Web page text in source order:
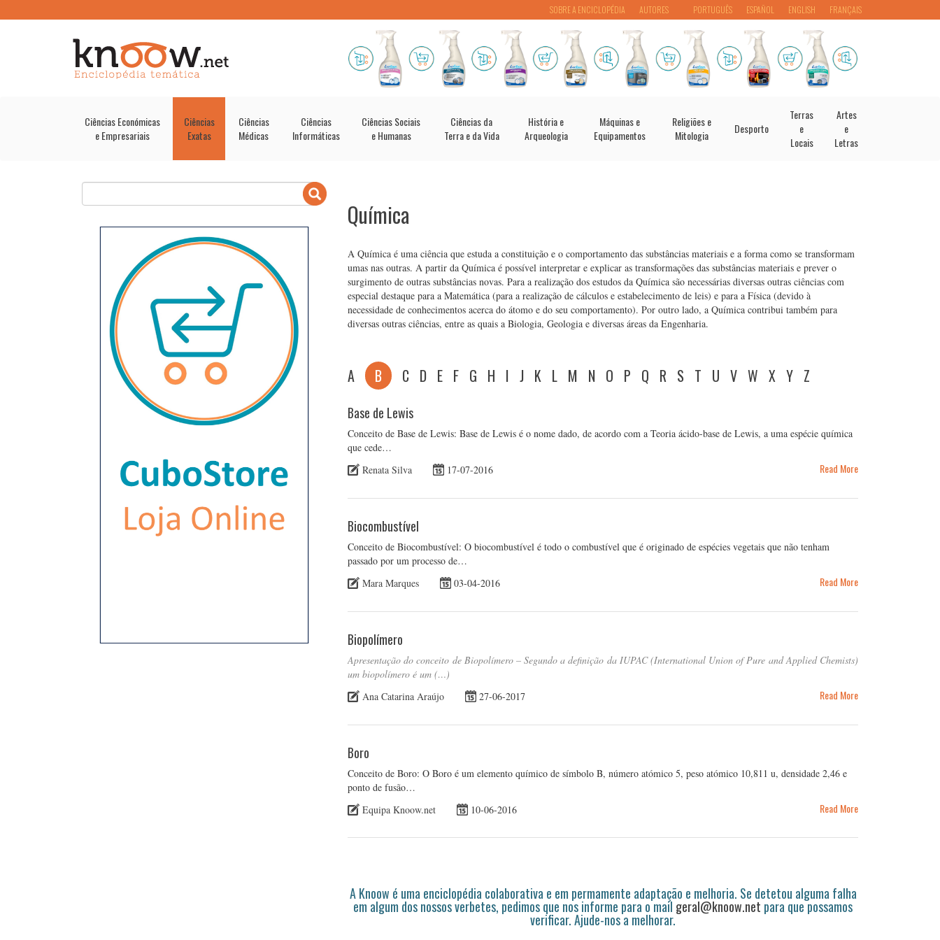
PORTUGUÊS ESPAÑOL ENGLISH FRANÇAIS
SOBRE A ENCICLOPÉDIA AUTORES
Ciências Económicas
e Empresariais
Ciências
Exatas
Ciências
Médicas
Ciências
Informáticas
Ciências Sociais
e Humanas
Ciências da
Terra e da Vida
História e
Arqueologia
Máquinas e
Equipamentos
Religiões e
Mitologia
Desporto
Terras
e
Locais
Artes
e
Letras
Química
A Química é uma ciência que estuda a constituição e o comportamento das substâncias materiais e a forma como se transformam
umas nas outras. A partir da Química é possível interpretar e explicar as transformações das substâncias materiais e prever o
surgimento de outras substâncias novas. Para a realização dos estudos da Química são necessárias diversas outras ciências com
especial destaque para a Matemática (para a realização de cálculos e estabelecimento de leis) e para a Física (devido à
necessidade de conhecimentos acerca do átomo e do seu comportamento). Por outro lado, a Química contribui também para
diversas outras ciências, entre as quais a Biologia, Geologia e diversas áreas da Engenharia.
A B C D E F G H I J K L M N O P Q R S T U V W X Y Z
Base de Lewis
Conceito de Base de Lewis: Base de Lewis é o nome dado, de acordo com a Teoria ácido-base de Lewis, a uma espécie química
que cede…
Renata Silva
17-07-2016 Read More
Biocombustível
Conceito de Biocombustível: O biocombustível é todo o combustível que é originado de espécies vegetais que não tenham
passado por um processo de…
Mara Marques
03-04-2016 Read More
Biopolímero
Apresentação do conceito de Biopolímero – Segundo a definição da IUPAC (International Union of Pure and Applied Chemists)
um biopolímero é um (…)
Ana Catarina Araújo
27-06-2017 Read More
Boro
Conceito de Boro: O Boro é um elemento químico de símbolo B, número atómico 5, peso atómico 10,811 u, densidade 2,46 e
ponto de fusão…
Equipa Knoow.net
10-06-2016 Read More
A Knoow é uma enciclopédia colaborativa e em permamente adaptação e melhoria. Se detetou alguma falha
em algum dos nossos verbetes, pedimos que nos informe para o mail geral@knoow.net para que possamos
verificar. Ajude-nos a melhorar.